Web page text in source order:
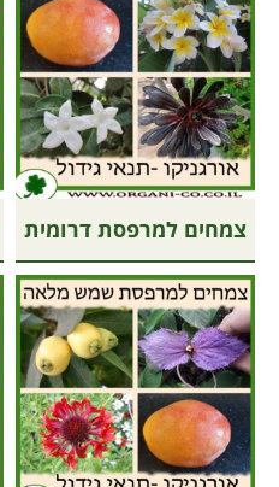
צמחים למרפסת דרומית